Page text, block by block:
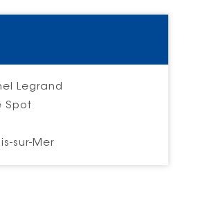
Legrand
Spot
sur-Mer